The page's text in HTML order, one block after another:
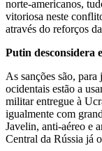
norte-americanos,
vitoriosa neste
através do reforços
Putin desconsidera
As sanções são,
ocidentais estão a
militar entregue à
igualmente com
Javelin, anti-aéreo e
Central da Rússia já